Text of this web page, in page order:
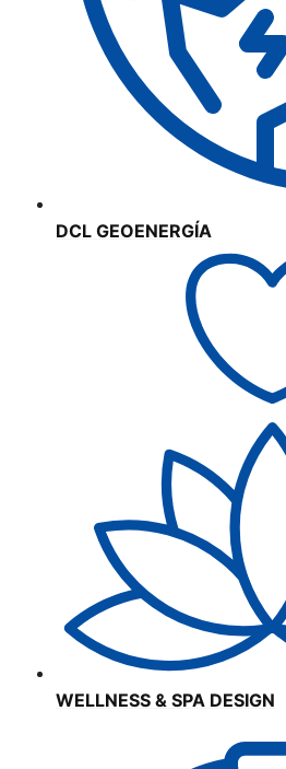
DCL GEOENERGÍA
WELLNESS & SPA DESIGN